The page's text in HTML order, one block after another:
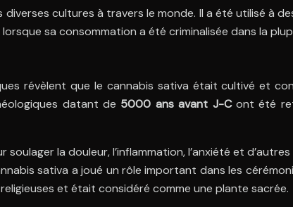
cultures à travers le monde. Il a été utilisé à
sa consommation a été criminalisée dans la
révèlent que le cannabis sativa était cultivé et
datant de 5000 ans avant J-Cont été
la douleur, l’inflammation, l’anxiété et
sativa a joué un rôle important dans les
et était considéré comme une plante sacrée.